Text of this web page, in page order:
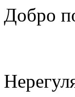
Добро